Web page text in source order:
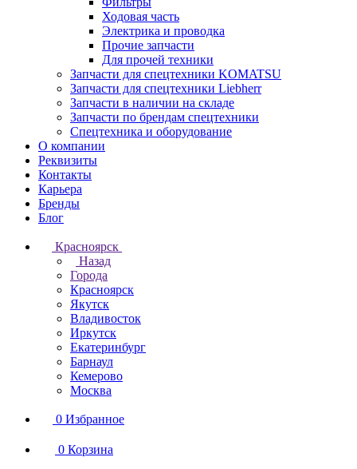
Ходовая часть
Электрика и проводка
Прочие запчасти
Для прочей техники
Запчасти для спецтехники KOMATSU
Запчасти для спецтехники Liebherr
Запчасти в наличии на складе
Запчасти по брендам спецтехники
Спецтехника и оборудование
О компании
Реквизиты
Контакты
Карьера
Бренды
Блог
Красноярск
Назад
Города
Красноярск
Якутск
Владивосток
Иркутск
Екатеринбург
Барнаул
Кемерово
Москва
0 Избранное
0 Корзина